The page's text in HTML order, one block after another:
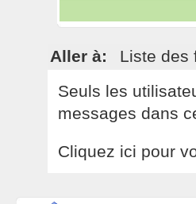
Aller à: Liste des
Seuls les
messages dans
Cliquez ici pour